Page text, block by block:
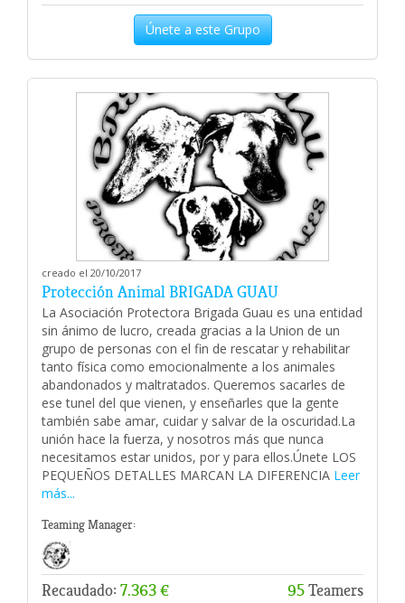
Únete a este Grupo
creado el 20/10/2017
Protección Animal BRIGADA GUAU
La Asociación Protectora Brigada Guau es una entidad
sin ánimo de lucro, creada gracias a la Union de un
grupo de personas con el fin de rescatar y rehabilitar
tanto física como emocionalmente a los animales
abandonados y maltratados. Queremos sacarles de
ese tunel del que vienen, y enseñarles que la gente
también sabe amar, cuidar y salvar de la oscuridad.La
unión hace la fuerza, y nosotros más que nunca
necesitamos estar unidos, por y para ellos.Únete LOS
PEQUEÑOS DETALLES MARCAN LA DIFERENCIA Leer
más...
Teaming Manager:
Recaudado: 7.363 € 95Teamers